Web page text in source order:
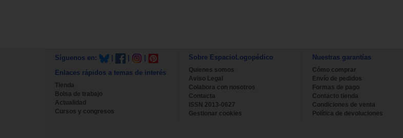
Síguenos en:
Enlaces rápidos a temas de interés
Tienda
Bolsa de trabajo
Actualidad
Cursos y congresos
Sobre EspacioLogopédico
Quienes somos
Aviso Legal
Colabora con nosotros
Contacta
ISSN 2013-0627
Gestionar cookies
Nuestras garantías
Cómo comprar
Envío de pedidos
Formas de pago
Contacto tienda
Condiciones de venta
Política de devoluciones